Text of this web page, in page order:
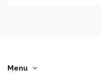
Menu